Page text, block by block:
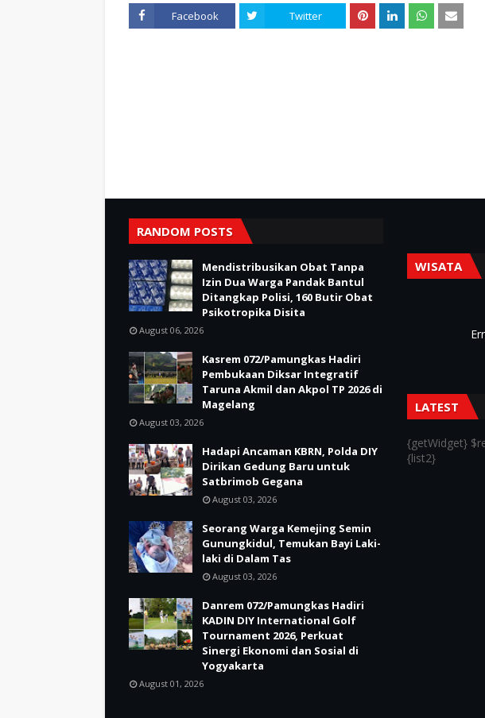
Facebook Twitter
RANDOM POSTS
Mendistribusikan Obat Tanpa
Izin Dua Warga Pandak Bantul
Ditangkap Polisi, 160 Butir Obat
Psikotropika Disita
August 06, 2026
Kasrem 072/Pamungkas Hadiri
Pembukaan Diksar Integratif
Taruna Akmil dan Akpol TP 2026 di
Magelang
August 03, 2026
Hadapi Ancaman KBRN, Polda DIY
Dirikan Gedung Baru untuk
Satbrimob Gegana
August 03, 2026
Seorang Warga Kemejing Semin
Gunungkidul, Temukan Bayi Laki-
laki di Dalam Tas
August 03, 2026
Danrem 072/Pamungkas Hadiri
KADIN DIY International Golf
Tournament 2026, Perkuat
Sinergi Ekonomi dan Sosial di
Yogyakarta
August 01, 2026
WISATA
LATEST
{getWidget}
{list2}